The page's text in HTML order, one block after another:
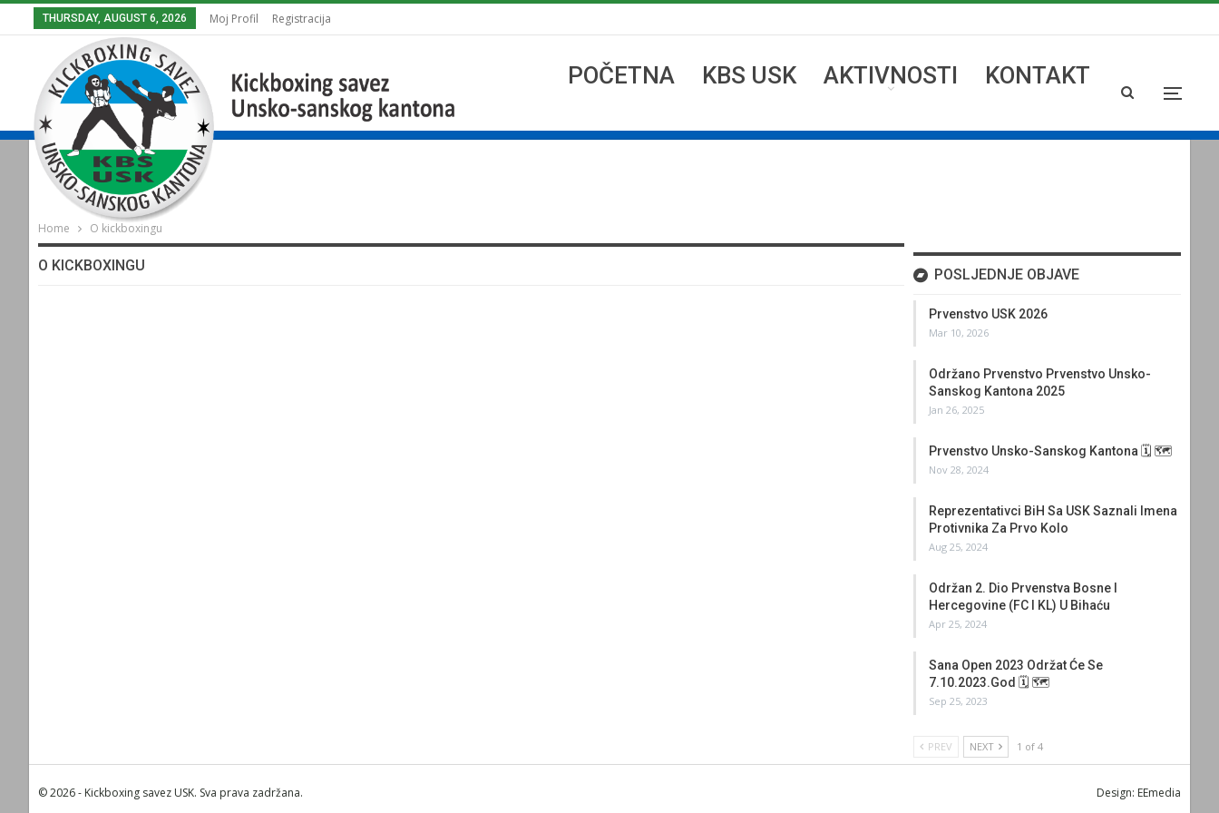
THURSDAY, AUGUST 6, 2026 Moj Profil Registracija
POČETNA KBS USK AKTIVNOSTI KONTAKT
Home O kickboxingu
O KICKBOXINGU
POSLJEDNJE OBJAVE
Prvenstvo USK 2026
Mar 10, 2026
Održano Prvenstvo Prvenstvo Unsko-
Sanskog Kantona 2025
Jan 26, 2025
Prvenstvo Unsko-Sanskog Kantona 🗓 🗺
Nov 28, 2024
Reprezentativci BiH Sa USK Saznali Imena
Protivnika Za Prvo Kolo
Aug 25, 2024
Održan 2. Dio Prvenstva Bosne I
Hercegovine (FC I KL) U Bihaću
Apr 25, 2024
Sana Open 2023 Održat Će Se
7.10.2023.god 🗓 🗺
Sep 25, 2023
PREV NEXT 1 of 4
© 2026 - Kickboxing savez USK. Sva prava zadržana. Design: EEmedia